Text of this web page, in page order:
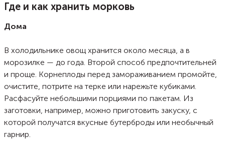
Где и как хранить морковь
Дома
В холодильнике овощ хранится около месяца, а в
морозилке — до года. Второй способ предпочтительней
и проще. Корнеплоды перед замораживанием промойте,
очистите, потрите на терке или нарежьте кубиками.
Расфасуйте небольшими порциями по пакетам. Из
заготовки, например, можно приготовить закуску, с
которой получатся вкусные бутерброды или необычный
гарнир.